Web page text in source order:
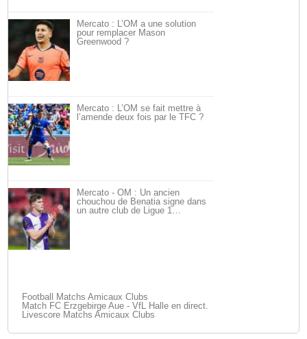
Mercato : L’OM a une solution
pour remplacer Mason
Greenwood ?
Mercato : L’OM se fait mettre à
l’amende deux fois par le TFC ?
Mercato - OM : Un ancien
chouchou de Benatia signe dans
un autre club de Ligue 1…
Football Matchs Amicaux Clubs
Match FC Erzgebirge Aue - VfL Halle en direct.
Livescore Matchs Amicaux Clubs